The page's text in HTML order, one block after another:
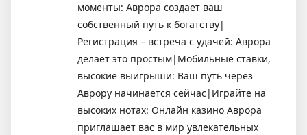
моменты: Аврора создает ваш
собственный путь к богатству|
Регистрация – встреча с удачей: Аврора
делает это простым|Мобильные ставки,
высокие выигрыши: Ваш путь через
Аврору начинается сейчас|Играйте на
высоких нотах: Онлайн казино Аврора
приглашает вас в мир увлекательных